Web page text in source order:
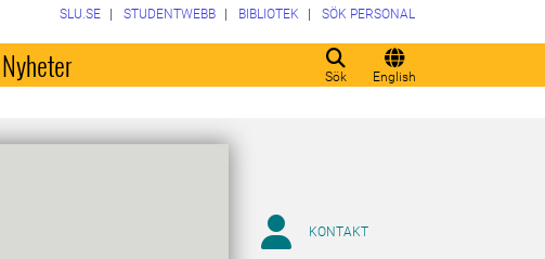
Sök English
SLU.SE STUDENTWEBB BIBLIOTEK SÖK PERSONAL
Nyheter
KONTAKT